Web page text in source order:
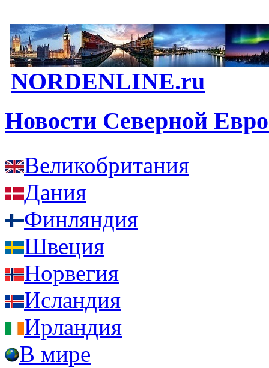
NORDENLINE.ru
Новости Северной
Великобритания
Дания
Финляндия
Швеция
Норвегия
Исландия
Ирландия
В мире